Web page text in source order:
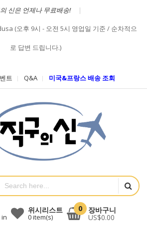
신은 언제나 무료배송!
(오후 9시 - 오전 5시 영업일 기준 / 순차적으
로 답변 드립니다.)
트 Q&A 미국&프랑스 배송 조회
in
위시리스트
0item(s)
0 장바구니
US$0.00